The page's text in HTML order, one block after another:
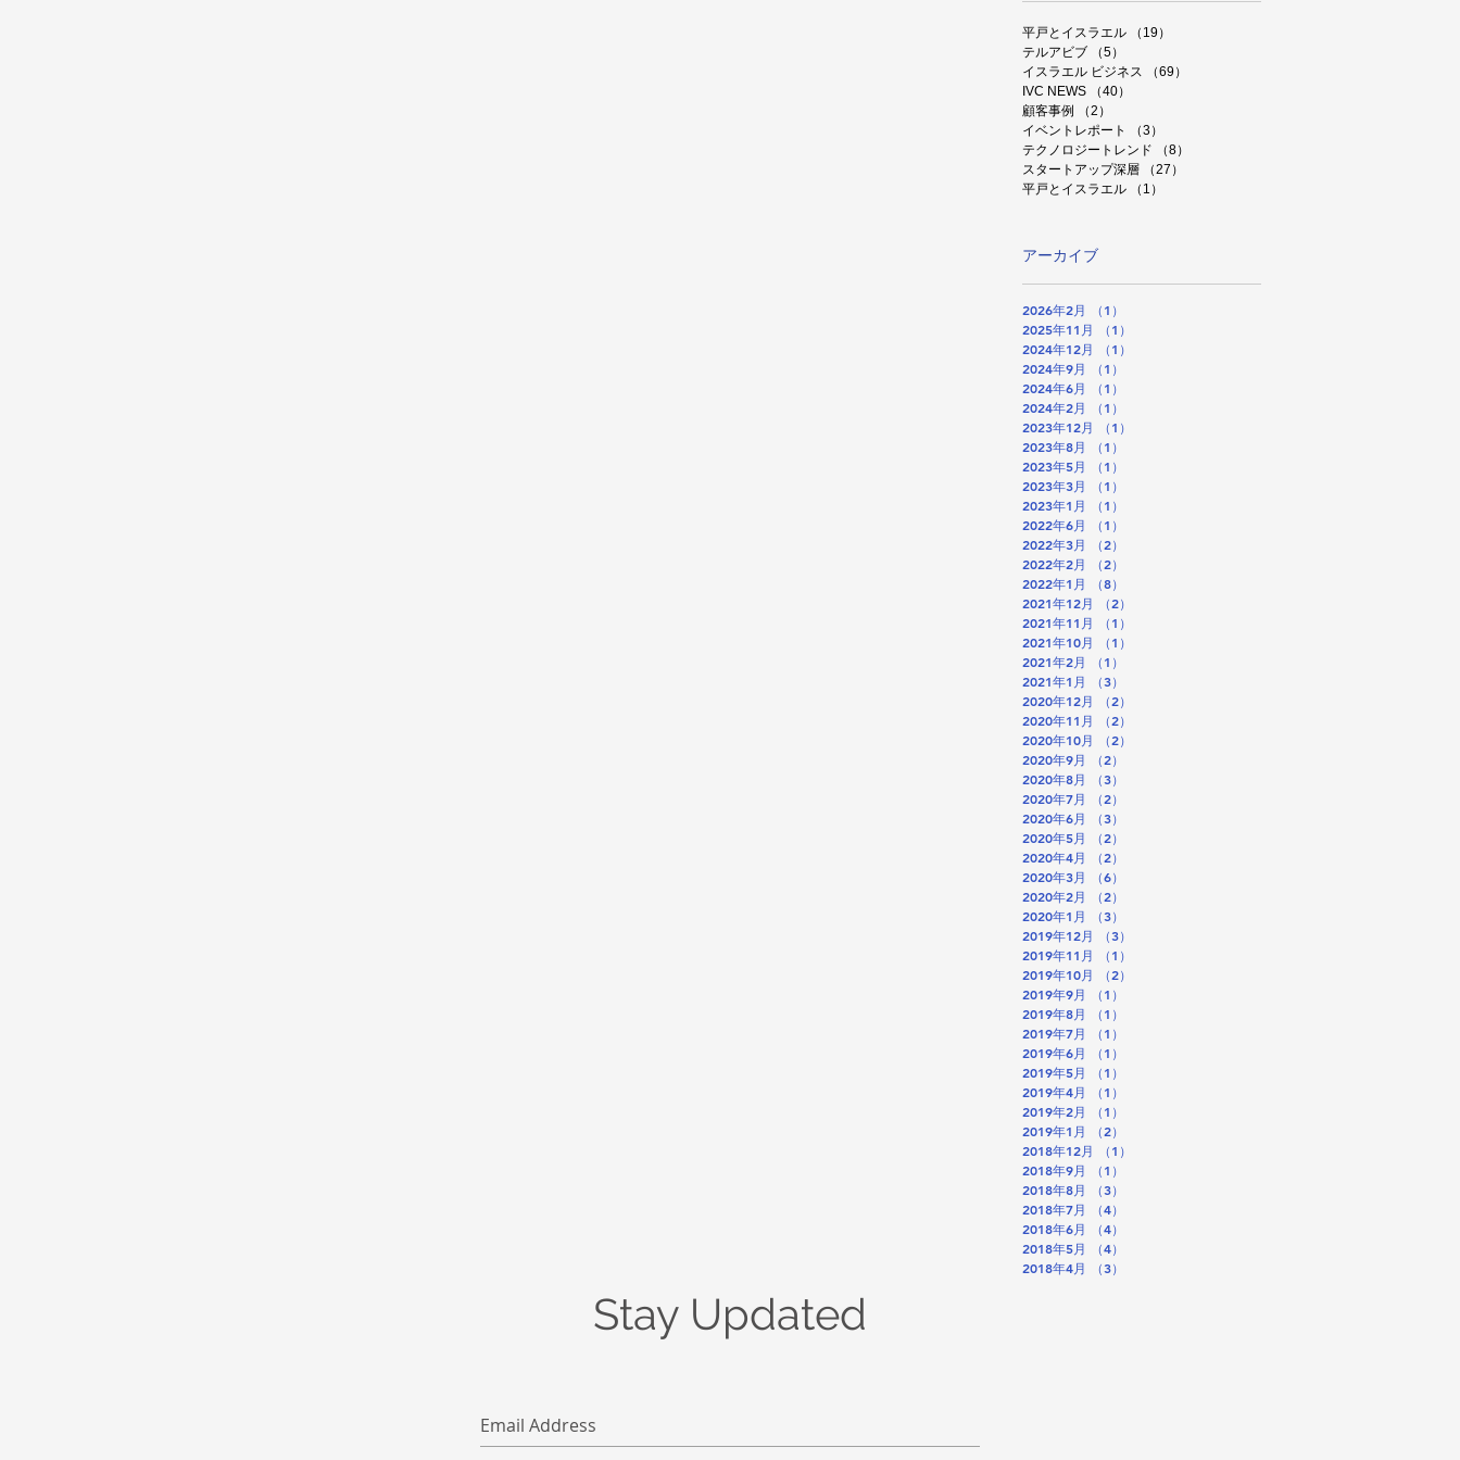
平戸とイスラエル （19）
テルアビブ
（5）
イスラエル ビジネス
（69）
IVC NEWS
（40）
顧客事例
（2）
イベントレポート
（3）
テクノロジートレンド
（8）
スタートアップ深層
（27）
平戸とイスラエル
（1）
アーカイブ
2026年2月 （1）
2025年11月
（1）
2024年12月
（1）
2024年9月
（1）
2024年6月
（1）
2024年2月
（1）
2023年12月
（1）
2023年8月
（1）
2023年5月
（1）
2023年3月
（1）
2023年1月
（1）
2022年6月
（1）
2022年3月
（2）
2022年2月
（2）
2022年1月
（8）
2021年12月
（2）
2021年11月
（1）
2021年10月
（1）
2021年2月
（1）
2021年1月
（3）
2020年12月
（2）
2020年11月
（2）
2020年10月
（2）
2020年9月
（2）
2020年8月
（3）
2020年7月
（2）
2020年6月
（3）
2020年5月
（2）
2020年4月
（2）
2020年3月
（6）
2020年2月
（2）
2020年1月
（3）
2019年12月
（3）
2019年11月
（1）
2019年10月
（2）
2019年9月
（1）
2019年8月
（1）
2019年7月
（1）
2019年6月
（1）
2019年5月
（1）
2019年4月
（1）
2019年2月
（1）
2019年1月
（2）
2018年12月
（1）
2018年9月
（1）
2018年8月
（3）
2018年7月
（4）
2018年6月
（4）
2018年5月
（4）
2018年4月
（3）
Stay Updated